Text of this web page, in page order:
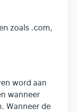
zoals .com,
word aan
wanneer
Wanneer de